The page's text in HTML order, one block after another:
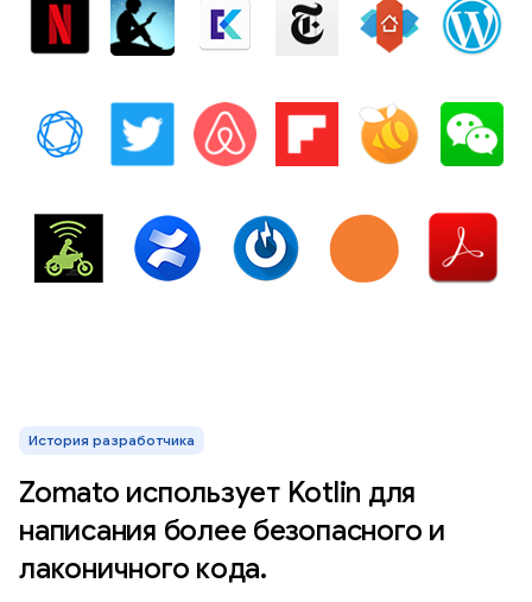
История разработчика
Zomato использует Kotlin для
написания более безопасного и
лаконичного кода.